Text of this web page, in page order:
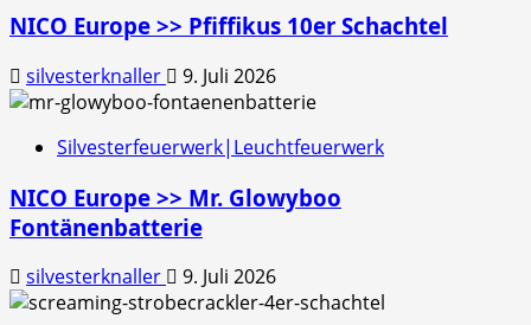
NICO Europe >> Pfiffikus 10er Schachtel
silvesterknaller 9. Juli 2026
Silvesterfeuerwerk|Leuchtfeuerwerk
NICO Europe >> Mr. Glowyboo
Fontänenbatterie
silvesterknaller 9. Juli 2026